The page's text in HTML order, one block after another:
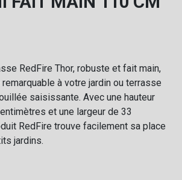
RedFire Thor, robuste et fait main,
à votre jardin ou terrasse
saisissante. Avec une hauteur
et une largeur de 33
RedFire trouve facilement sa place
jardins.